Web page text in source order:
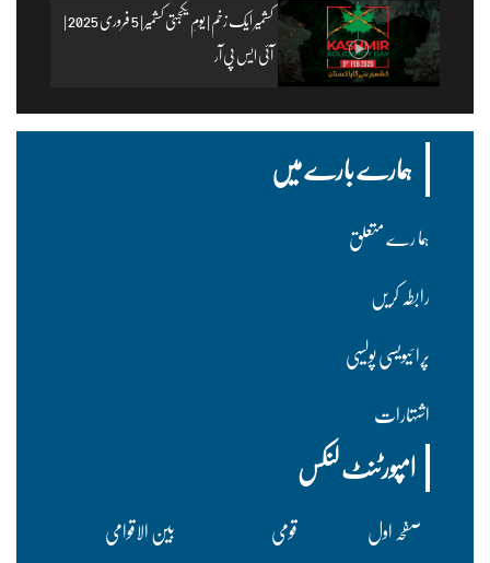
کشمیر ایک زخم | یومِ یکجہتی کشمیر | 5 فروری 2025 |
آئی ایس پی آر
ہمارے بارے میں
ہما رے متعلق
رابطہ کریں
پرا ئیویسی پولسیی
اشتہارات
امپورٹنٹ لنکس
صفحہ اول قومی
بین الاقوامی